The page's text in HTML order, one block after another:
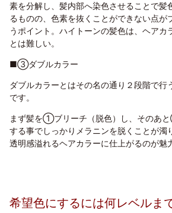
素を分解し、髪内部へ染色させることで髪
るものの、色素を抜くことができない点が
うポイント。ハイトーンの髪色は、ヘアカ
とは難しい。
■③ダブルカラー
ダブルカラーとはその名の通り２段階で行
です。
まず髪を①ブリーチ（脱色）し、そのあ
する事でしっかりメラニンを脱くことが濁
透明感溢れるヘアカラーに仕上がるのが魅
希望色にするには何レベルま